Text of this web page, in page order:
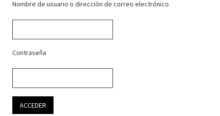
Nombre de usuario o dirección de correo electrónico
Contraseña